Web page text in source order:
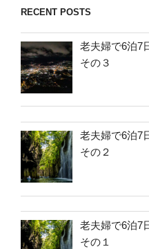
RECENT POSTS
老夫婦で6泊7
その３
老夫婦で6泊7
その２
老夫婦で6泊7
その１